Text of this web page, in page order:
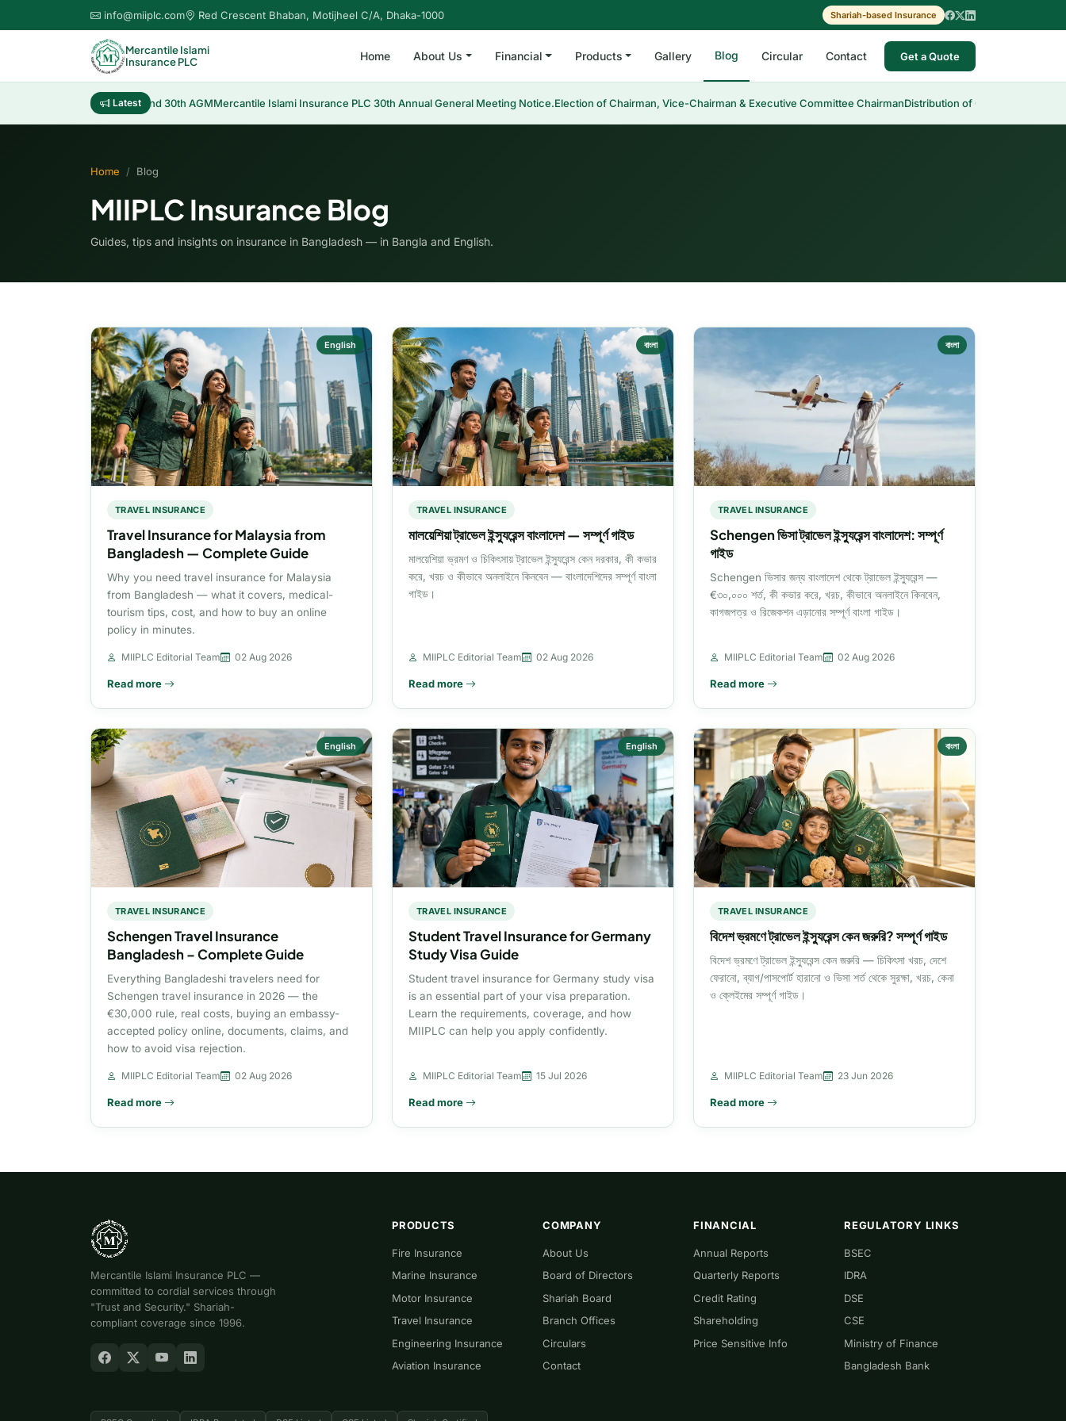
info@miiplc.com Red Crescent Bhaban, Motijheel C/A, Dhaka-1000 Shariah-based Insurance
Mercantile Islami
Insurance PLC
Home About Us Financial Products Gallery Blog Circular Contact Get a Quote
Latest
Distribution of Cash Dividend 30th AGMMercantile Islami Insurance PLC 30th Annual General Meeting Notice.Election of Chairman, Vice-Chairman & Executive Committee ChairmanDistribution of Cash Dividend 30th
Home Blog
MIIPLC Insurance Blog
Guides, tips and insights on insurance in Bangladesh — in Bangla and English.
English
TRAVEL INSURANCE
Travel Insurance for Malaysia from
Bangladesh — Complete Guide
Why you need travel insurance for Malaysia
from Bangladesh — what it covers, medical-
tourism tips, cost, and how to buy an online
policy in minutes.
MIIPLC Editorial Team 02 Aug 2026
Read more
বাংলা
TRAVEL INSURANCE
মালয়েশিয়া ট্রাভেল ইন্স্যুরেন্স বাংলাদেশ — সম্পূর্ণ গাইড
মালয়েশিয়া ভ্রমণ ও চিকিৎসায় ট্রাভেল ইন্স্যুরেন্স কেন দরকার, কী কভার
করে, খরচ ও কীভাবে অনলাইনে কিনবেন — বাংলাদেশিদের সম্পূর্ণ বাংলা
গাইড।
MIIPLC Editorial Team 02 Aug 2026
Read more
বাংলা
TRAVEL INSURANCE
Schengen ভিসা ট্রাভেল ইন্স্যুরেন্স বাংলাদেশ: সম্পূর্ণ
গাইড
Schengen ভিসার জন্য বাংলাদেশ থেকে ট্রাভেল ইন্স্যুরেন্স —
€৩০,০০০ শর্ত, কী কভার করে, খরচ, কীভাবে অনলাইনে কিনবেন,
কাগজপত্র ও রিজেকশন এড়ানোর সম্পূর্ণ বাংলা গাইড।
MIIPLC Editorial Team 02 Aug 2026
Read more
English
TRAVEL INSURANCE
Schengen Travel Insurance
Bangladesh – Complete Guide
Everything Bangladeshi travelers need for
Schengen travel insurance in 2026 — the
€30,000 rule, real costs, buying an embassy-
accepted policy online, documents, claims, and
how to avoid visa rejection.
MIIPLC Editorial Team 02 Aug 2026
Read more
English
TRAVEL INSURANCE
Student Travel Insurance for Germany
Study Visa Guide
Student travel insurance for Germany study visa
is an essential part of your visa preparation.
Learn the requirements, coverage, and how
MIIPLC can help you apply confidently.
MIIPLC Editorial Team 15 Jul 2026
Read more
বাংলা
TRAVEL INSURANCE
বিদেশ ভ্রমণে ট্রাভেল ইন্স্যুরেন্স কেন জরুরি? সম্পূর্ণ গাইড
বিদেশ ভ্রমণে ট্রাভেল ইন্স্যুরেন্স কেন জরুরি — চিকিৎসা খরচ, দেশে
ফেরানো, ব্যাগ/পাসপোর্ট হারানো ও ভিসা শর্ত থেকে সুরক্ষা, খরচ, কেনা
ও ক্লেইমের সম্পূর্ণ গাইড।
MIIPLC Editorial Team 23 Jun 2026
Read more
Mercantile Islami Insurance PLC —
committed to cordial services through
"Trust and Security." Shariah-
compliant coverage since 1996.
PRODUCTS
Fire Insurance
Marine Insurance
Motor Insurance
Travel Insurance
Engineering Insurance
Aviation Insurance
COMPANY
About Us
Board of Directors
Shariah Board
Branch Offices
Circulars
Contact
FINANCIAL
Annual Reports
Quarterly Reports
Credit Rating
Shareholding
Price Sensitive Info
REGULATORY LINKS
BSEC
IDRA
DSE
CSE
Ministry of Finance
Bangladesh Bank